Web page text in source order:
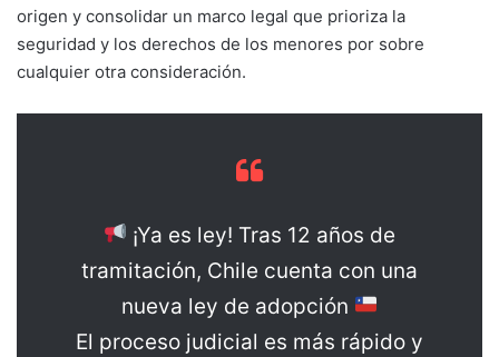
origen y consolidar un marco legal que prioriza la
seguridad y los derechos de los menores por sobre
cualquier otra consideración.
¡Ya es ley! Tras 12 años de
tramitación, Chile cuenta con una
nueva ley de adopción
El proceso judicial es más rápido y